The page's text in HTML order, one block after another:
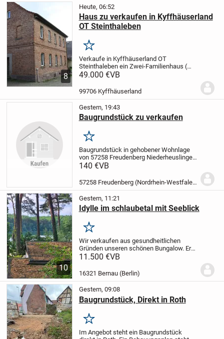
8
Heute, 06:52
Haus zu verkaufen in Kyffhäuserland
OT Steinthaleben
Merken
Verkaufe in Kyffhäuserland OT
Steinthaleben ein Zwei-Familienhaus (
ehemalige Schule ). Baujahr 1925, 8
Wohnfläche. Grundstück 257 m². Es sind
größere Renovierungs...
49.000 €VB
99706 Kyffhäuserland
Gestern, 19:43
Baugrundstück zu verkaufen
Merken
Baugrundstück in gehobener Wohnlage
von 57258 Freudenberg Niederheuslingen
zu verkaufen.
ehemaliger Fisch Teich der sich gut zu
140 €VB
57258 Freudenberg (Nordrhein-Westfalen)
10
Gestern, 11:21
Idylle im schlaubetal mit Seeblick
Merken
Wir verkaufen aus gesundheitlichen
Gründen unseren schönen Bungalow. Er
befindet sich auf dem Camping-u.
Er ist möbliert und sofort
Pacht inkl. 1PKW ...
11.500 €VB
16321 Bernau (Berlin)
Gestern, 09:08
Baugrundstück, Direkt in Roth
Merken
Im Angebot steht ein Baugrundstück